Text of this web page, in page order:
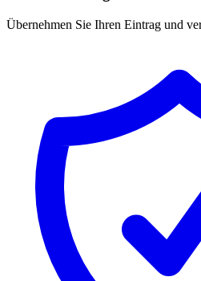
Übernehmen Sie Ihren Eintrag und